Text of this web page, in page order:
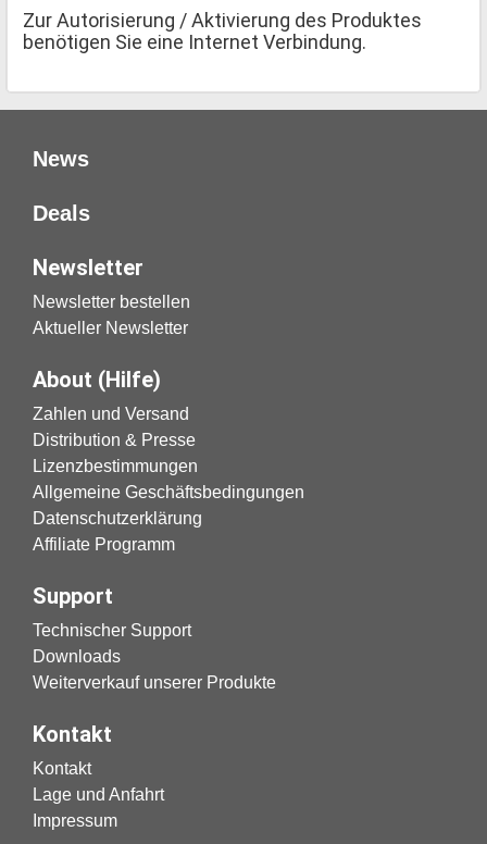
Zur Autorisierung / Aktivierung des Produktes
benötigen Sie eine Internet Verbindung.
News
Deals
Newsletter
Newsletter bestellen
Aktueller Newsletter
About (Hilfe)
Zahlen und Versand
Distribution & Presse
Lizenzbestimmungen
Allgemeine Geschäftsbedingungen
Datenschutzerklärung
Affiliate Programm
Support
Technischer Support
Downloads
Weiterverkauf unserer Produkte
Kontakt
Kontakt
Lage und Anfahrt
Impressum